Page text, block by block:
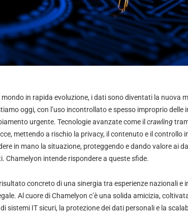
mondo in rapida evoluzione, i dati sono diventati la nuova
oggi, con l’uso incontrollato e spesso improprio delle
urgente. Tecnologie avanzate come il crawling
mettendo a rischio la privacy, il contenuto e il controllo
in mano la situazione, proteggendo e dando valore ai
Chamelyon intende rispondere a queste sfide.
concreto di una sinergia tra esperienze nazionali e
Al cuore di Chamelyon c’è una solida amicizia,
sistemi IT sicuri, la protezione dei dati personali e la